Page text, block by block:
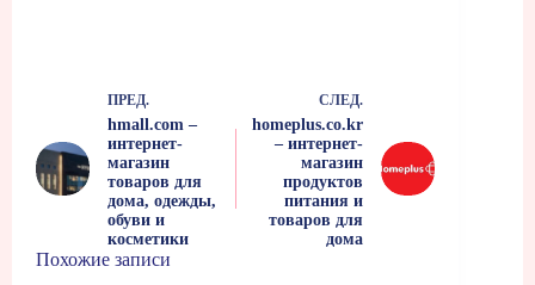
ПРЕД.
hmall.com –
интернет-
магазин
товаров для
дома, одежды,
обуви и
косметики
СЛЕД.
homeplus.co.kr
– интернет-
магазин
продуктов
питания и
товаров для
дома
Похожие записи